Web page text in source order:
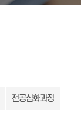
전공심화과정